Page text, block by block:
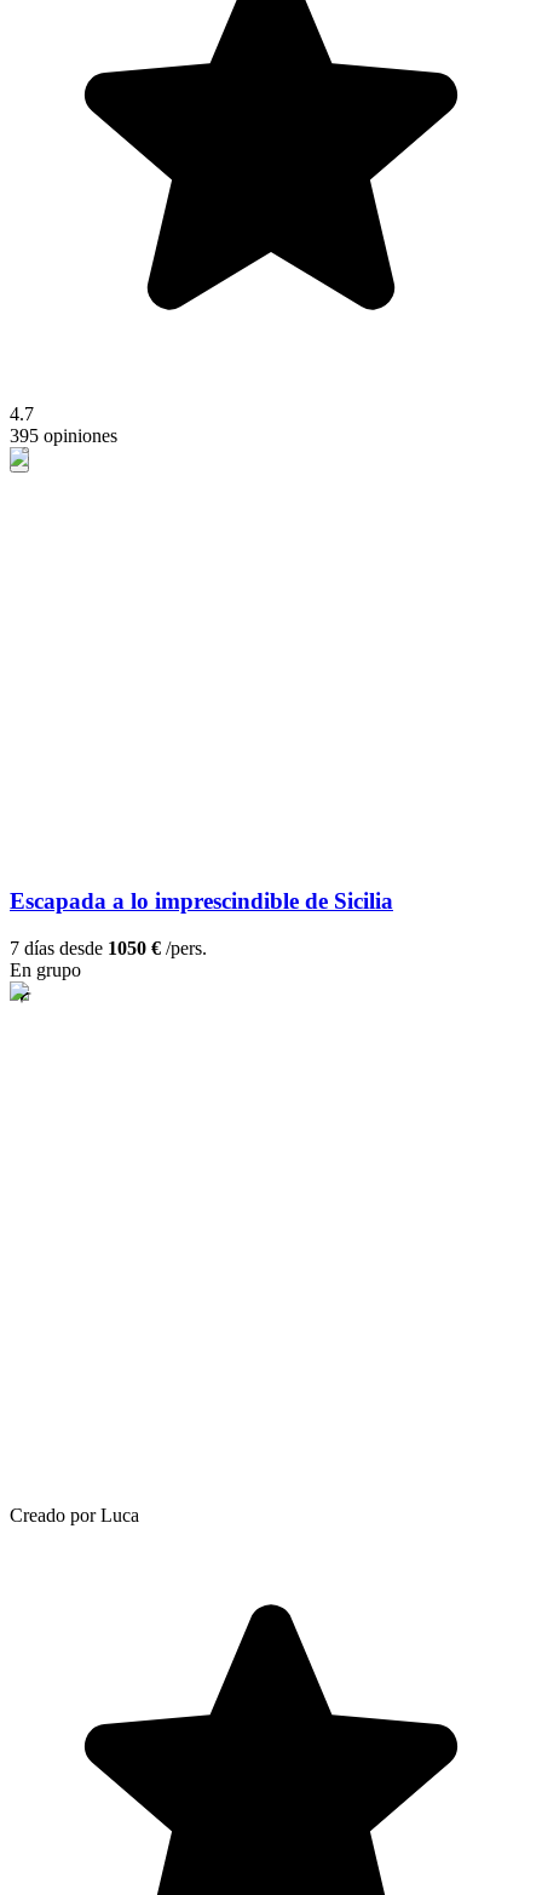
4.7
395 opiniones
Escapada a lo imprescindible de Sicilia
7 días desde 1050 € /pers.
En grupo
Creado por Luca